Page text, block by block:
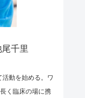
千里
動を始める。ワ
く臨床の場に携